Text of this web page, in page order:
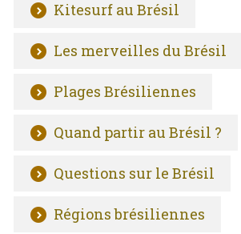
Kitesurf au Brésil
Les merveilles du Brésil
Plages Brésiliennes
Quand partir au Brésil ?
Questions sur le Brésil
Régions brésiliennes